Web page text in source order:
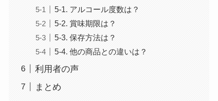
5-1. アルコール度数は？
5-2. 賞味期限は？
5-3. 保存方法は？
5-4. 他の商品との違いは？
利用者の声
まとめ